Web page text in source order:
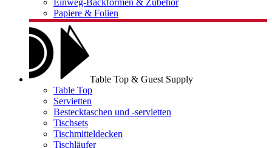
Einweg-Backformen & Zubehör
Papiere & Folien
Table Top & Guest Supply
Table Top
Servietten
Bestecktaschen und -servietten
Tischsets
Tischmitteldecken
Tischläufer